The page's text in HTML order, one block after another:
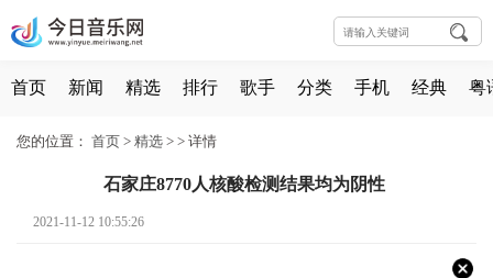
首页 新闻 精选 排行 歌手 分类 手机 经典 粤
您的位置： 首页 > 精选 > > 详情
石家庄8770人核酸检测结果均为阴性
2021-11-12 10:55:26